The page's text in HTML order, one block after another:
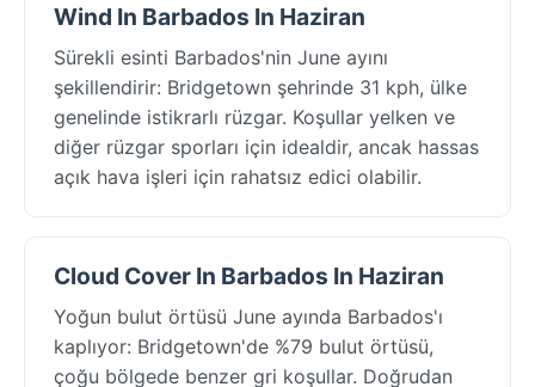
Wind In Barbados In Haziran
Sürekli esinti Barbados'nin June ayını
şekillendirir: Bridgetown şehrinde 31 kph, ülke
genelinde istikrarlı rüzgar. Koşullar yelken ve
diğer rüzgar sporları için idealdir, ancak hassas
açık hava işleri için rahatsız edici olabilir.
Cloud Cover In Barbados In Haziran
Yoğun bulut örtüsü June ayında Barbados'ı
kaplıyor: Bridgetown'de %79 bulut örtüsü,
çoğu bölgede benzer gri koşullar. Doğrudan